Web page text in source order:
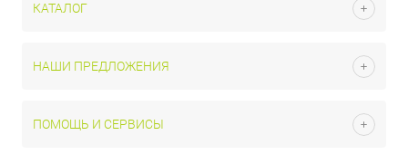
КАТАЛОГ
НАШИ ПРЕДЛОЖЕНИЯ
ПОМОЩЬ И СЕРВИСЫ